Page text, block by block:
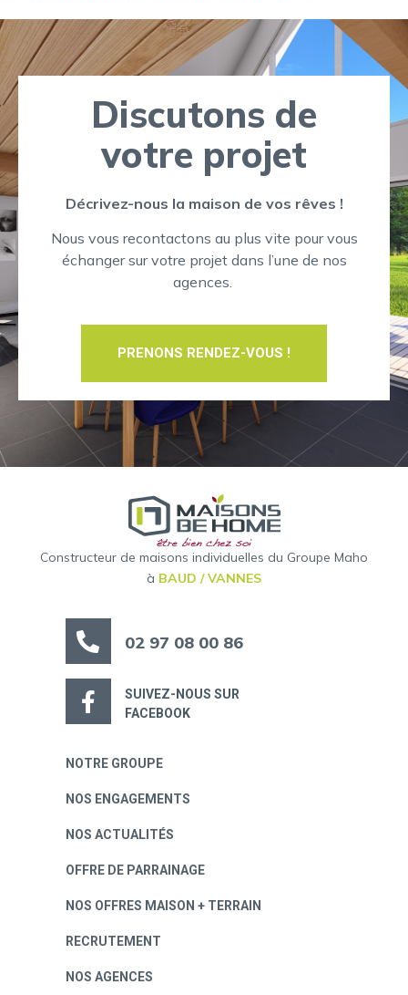
Discutons de
votre projet
Décrivez-nous la maison de vos rêves !
Nous vous recontactons au plus vite pour vous
échanger sur votre projet dans l’une de nos
agences.
PRENONS RENDEZ-VOUS !
Constructeur de maisons individuelles du Groupe Maho
à BAUD / VANNES
02 97 08 00 86
SUIVEZ-NOUS SUR
FACEBOOK
NOTRE GROUPE
NOS ENGAGEMENTS
NOS ACTUALITÉS
OFFRE DE PARRAINAGE
NOS OFFRES MAISON + TERRAIN
RECRUTEMENT
NOS AGENCES